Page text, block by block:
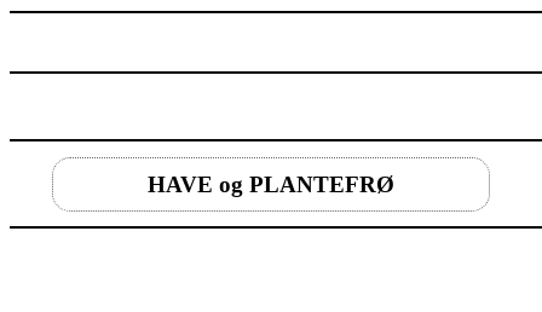
HAVE og PLANTEFRØ